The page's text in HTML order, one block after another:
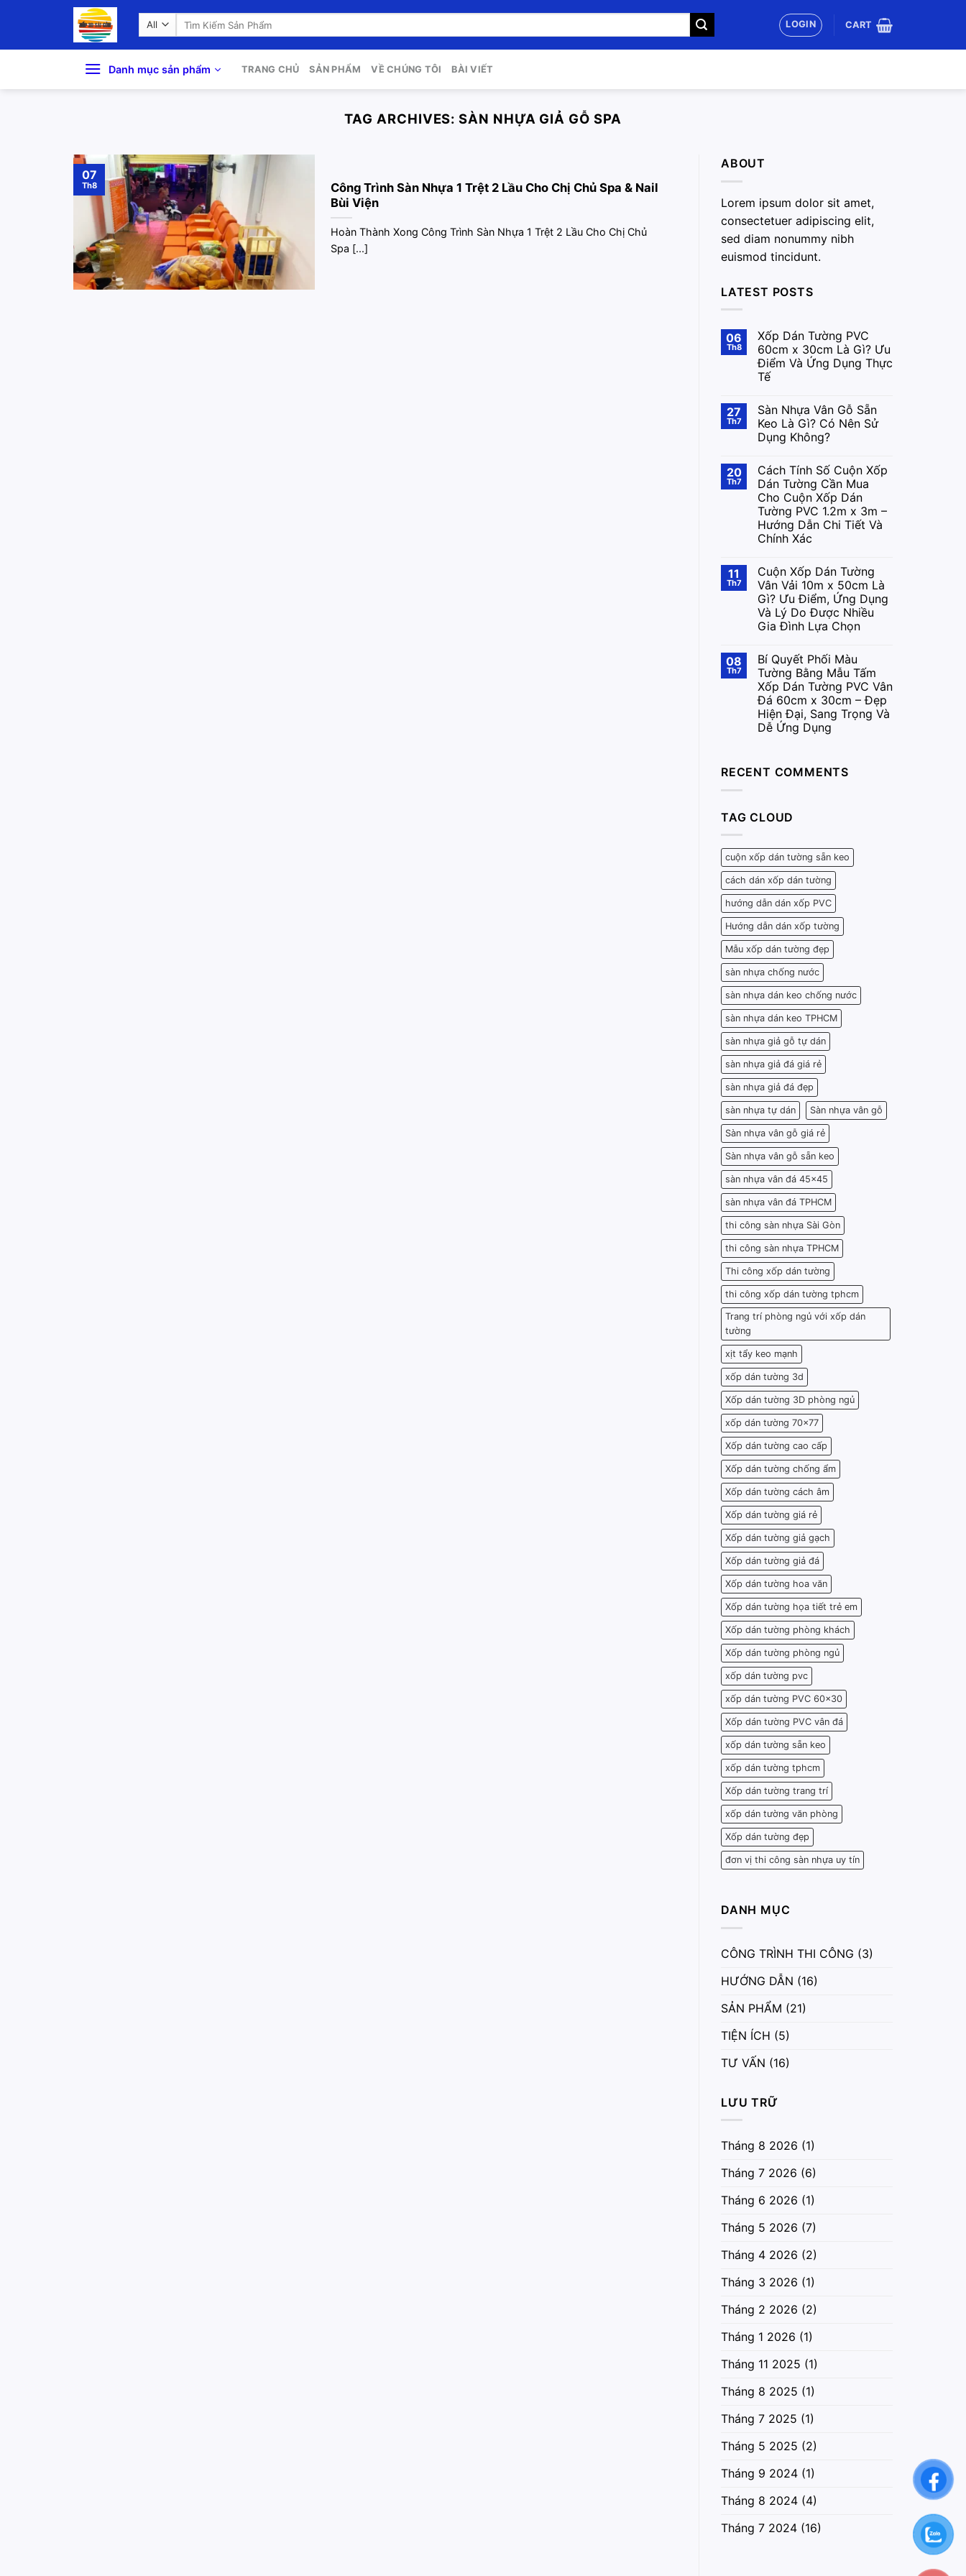
Search
LOGIN CART
Danh mục sản phẩm TRANG CHỦ SẢN PHẨM VỀ CHÚNG TÔI BÀI VIẾT
TAG ARCHIVES:SÀN NHỰA GIẢ GỖ SPA
Công Trình Sàn Nhựa 1 Trệt 2 Lầu Cho Chị Chủ Spa & Nail
Bùi Viện
Hoàn Thành Xong Công Trình Sàn Nhựa 1 Trệt 2 Lầu Cho Chị Chủ
Spa [...]
07
Th8
ABOUT
Lorem ipsum dolor sit amet,
consectetuer adipiscing elit,
sed diam nonummy nibh
euismod tincidunt.
LATEST POSTS
06
Th8
Xốp Dán Tường PVC
60cm x 30cm Là Gì? Ưu
Điểm Và Ứng Dụng Thực
Tế
27
Th7
Sàn Nhựa Vân Gỗ Sẵn
Keo Là Gì? Có Nên Sử
Dụng Không?
20
Th7
Cách Tính Số Cuộn Xốp
Dán Tường Cần Mua
Cho Cuộn Xốp Dán
Tường PVC 1.2m x 3m –
Hướng Dẫn Chi Tiết Và
Chính Xác
11
Th7
Cuộn Xốp Dán Tường
Vân Vải 10m x 50cm Là
Gì? Ưu Điểm, Ứng Dụng
Và Lý Do Được Nhiều
Gia Đình Lựa Chọn
08
Th7
Bí Quyết Phối Màu
Tường Bằng Mẫu Tấm
Xốp Dán Tường PVC Vân
Đá 60cm x 30cm – Đẹp
Hiện Đại, Sang Trọng Và
Dễ Ứng Dụng
RECENT COMMENTS
TAG CLOUD
cuộn xốp dán tường sẵn keo
cách dán xốp dán tường
hướng dẫn dán xốp PVC
Hướng dẫn dán xốp tường
Mẫu xốp dán tường đẹp
sàn nhựa chống nước
sàn nhựa dán keo chống nước
sàn nhựa dán keo TPHCM
sàn nhựa giả gỗ tự dán
sàn nhựa giả đá giá rẻ
sàn nhựa giả đá đẹp
sàn nhựa tự dán Sàn nhựa vân gỗ
Sàn nhựa vân gỗ giá rẻ
Sàn nhựa vân gỗ sẵn keo
sàn nhựa vân đá 45x45
sàn nhựa vân đá TPHCM
thi công sàn nhựa Sài Gòn
thi công sàn nhựa TPHCM
Thi công xốp dán tường
thi công xốp dán tường tphcm
Trang trí phòng ngủ với xốp dán
tường
xịt tẩy keo mạnh
xốp dán tường 3d
Xốp dán tường 3D phòng ngủ
xốp dán tường 70x77
Xốp dán tường cao cấp
Xốp dán tường chống ẩm
Xốp dán tường cách âm
Xốp dán tường giá rẻ
Xốp dán tường giả gạch
Xốp dán tường giả đá
Xốp dán tường hoa văn
Xốp dán tường họa tiết trẻ em
Xốp dán tường phòng khách
Xốp dán tường phòng ngủ
xốp dán tường pvc
xốp dán tường PVC 60x30
Xốp dán tường PVC vân đá
xốp dán tường sẵn keo
xốp dán tường tphcm
Xốp dán tường trang trí
xốp dán tường văn phòng
Xốp dán tường đẹp
đơn vị thi công sàn nhựa uy tín
DANH MỤC
CÔNG TRÌNH THI CÔNG (3)
HƯỚNG DẪN (16)
SẢN PHẨM (21)
TIỆN ÍCH (5)
TƯ VẤN (16)
LƯU TRỮ
Tháng 8 2026 (1)
Tháng 7 2026 (6)
Tháng 6 2026 (1)
Tháng 5 2026 (7)
Tháng 4 2026 (2)
Tháng 3 2026 (1)
Tháng 2 2026 (2)
Tháng 1 2026 (1)
Tháng 11 2025 (1)
Tháng 8 2025 (1)
Tháng 7 2025 (1)
Tháng 5 2025 (2)
Tháng 9 2024 (1)
Tháng 8 2024 (4)
Tháng 7 2024 (16)